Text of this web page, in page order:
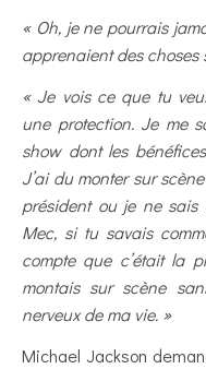
« Oh, je ne pourrais
apprenaient des choses
« Je vois ce que tu
une protection. Je me
show dont les
J’ai du monter sur
président ou je ne sais
Mec, si tu savais
compte que c’était la
montais sur scène
nerveux de ma vie. »
Michael Jackson